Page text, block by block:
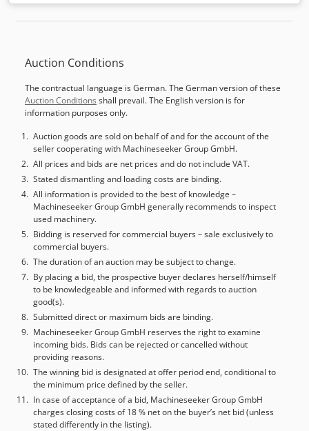
bieder! De afhaaltermijnen zoals vermeld in de algemene
voorwaarden zijn van toepassing. De uiterste afhaaldatum
kW Zaageenheid 2 (kantelbaar) Motorvermogen: 0,75 kW
MACHINEGEGEVENS Aansluitvermogen: 7 kW De machine
wordt in de staat waarin deze zich bevindt, zowel
technisch als juridisch („zoals gezien en geaccepteerd”),
verkocht en geleverd op basis van fotodocumentatie en
technische/commerciële documenten met een
beschrijvend karakter. De koper heeft het recht de
machine vóór afhaling te inspecteren en is
verantwoordelijk voor de installatie, beveiliging en het
gebruik van de machine op de beoogde locatie. Externe
referentie: 8572
Auction Conditions
The contractual language is German. The German version of these
Auction Conditions shall prevail. The English version is for
information purposes only.
Auction goods are sold on behalf of and for the account of the
seller cooperating with Machineseeker Group GmbH.
All prices and bids are net prices and do not include VAT.
Stated dismantling and loading costs are binding.
All information is provided to the best of knowledge –
Machineseeker Group GmbH generally recommends to inspect
used machinery.
Bidding is reserved for commercial buyers – sale exclusively to
commercial buyers.
The duration of an auction may be subject to change.
By placing a bid, the prospective buyer declares herself/himself
to be knowledgeable and informed with regards to auction
good(s).
Submitted direct or maximum bids are binding.
Machineseeker Group GmbH reserves the right to examine
incoming bids. Bids can be rejected or cancelled without
providing reasons.
The winning bid is designated at offer period end, conditional to
the minimum price defined by the seller.
In case of acceptance of a bid, Machineseeker Group GmbH
charges closing costs of 18 % net on the buyer’s net bid (unless
stated differently in the listing).